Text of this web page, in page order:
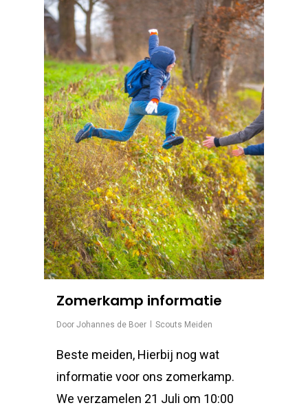
Zomerkamp informatie
Door Johannes de Boer Scouts Meiden
Beste meiden, Hierbij nog wat
informatie voor ons zomerkamp.
We verzamelen 21 Juli om 10:00